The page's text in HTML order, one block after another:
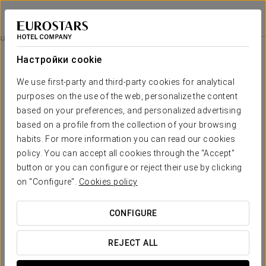
Настройки cookie
We use first-party and third-party cookies for analytical
purposes on the use of the web, personalize the content
based on your preferences, and personalized advertising
based on a profile from the collection of your browsing
habits. For more information you can read our cookies
policy. You can accept all cookies through the "Accept"
button or you can configure or reject their use by clicking
on "Configure". Cookies policy
CONFIGURE
REJECT ALL
Crisol Riosol
ЛЕОН
Специальные Предложения
Специальные Предложения
Pомантический опыт
12 €
ПОСМОТРЕТЬ ПРЕДЛОЖЕНИЕ